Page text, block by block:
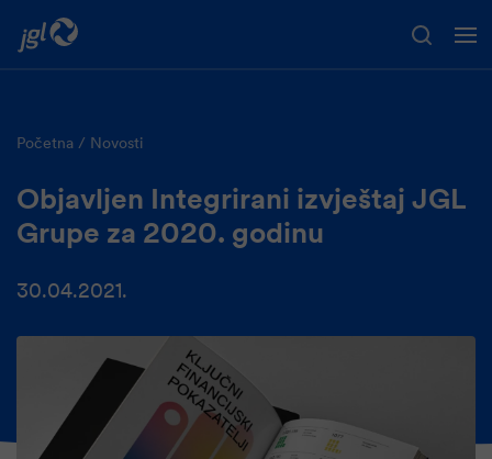
Početna Novosti
Objavljen Integrirani izvještaj JGL
Grupe za 2020. godinu
30.04.2021.